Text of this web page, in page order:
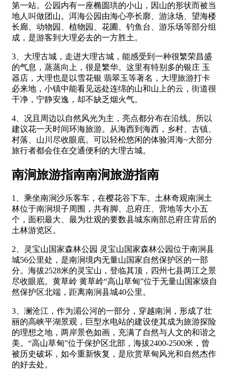
第一站。公园内有一座椭圆珙的小山，因山的形状而被当
地人叫做团山。洱海公园由海心亭长廓、游泳场、望海楼
长廊、动物园、植物园、花圃、钓鱼台、游乐场等部分组
成，是游客到大理必去的一方胜土。
3、大理古城，走进大理古城，能感受到一种很繁荣昌盛
的气息，蒸蒸向上，很是繁华。这里有特别多的银庄 玉
器店，大理也是以雪花银 翡翠玉等著名，大理旅游打卡
必来地，小镇中能看见远处连绵的山和山上的云，街道很
干净，宁静安逸，却不缺乏烟火气。
4、况且周边以自然风光为主，亮点都分布在沿线。所以
建议花一天时间环海旅游。从海西到海西，乡村、古镇、
村落、山川尽收眼底。可以轻松悠闲的体验洱海~大部分
旅行者都会住在交通便利的大理古城。
南涧旅游指南南涧旅游指南
1、乘坐南涧沙乐客车，在樱花谷下车。土林奇观南涧土
林位于南涧坝子周围，共有脚、总府庄、营地等大小五
个，面积最大、最为壮观的要数县城东南部总府庄背后的
土林游览区。
2、灵宝山国家森林公园 灵宝山国家森林公园位于南涧县
城56公里处，是南涧境内无量山国家自然保护区的一部
分。海拔2528米的灵宝山，登临其顶，四州七县两江之景
尽收眼底。黄草岭 黄草岭“高山草甸”位于无量山国家级自
然保护区北端，距离南涧县城40公里。
3、澜沧江，作为湄公河的一部分，穿越南涧，形成了壮
丽的高峡平湖景观，巨型水电站的建设使其成为旅游探险
的理想之地，两岸景色如画，充满了自然与人文的和谐之
美。“高山草甸”位于保护区北部，海拔2400-2500米，曾
被历史破坏，如今重新恢复，是欣赏草甸风光和自然杰作
的好去处。